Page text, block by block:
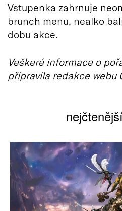
Vstupenka zahrnuje
brunch menu, nealko
dobu akce.
Veškeré informace o
připravila redakce webu